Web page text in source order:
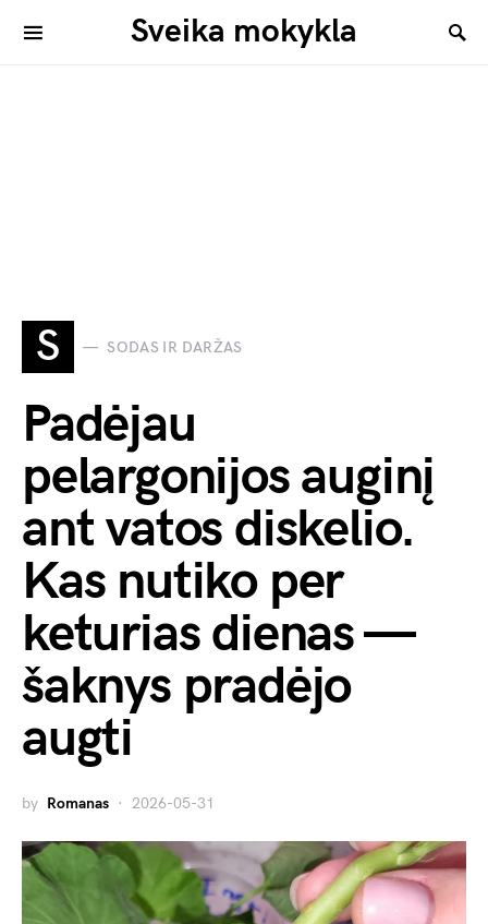
Sveika mokykla
S SODAS IR DARŽAS
Padėjau
pelargonijos auginį
ant vatos diskelio.
Kas nutiko per
keturias dienas —
šaknys pradėjo
augti
by Romanas 2026-05-31